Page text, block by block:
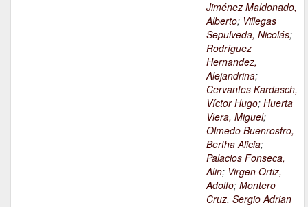
Jiménez Maldonado,
Alberto; Villegas
Sepulveda, Nicolás;
Rodríguez
Hernandez,
Alejandrina;
Cervantes Kardasch,
Víctor Hugo; Huerta
Viera, Miguel;
Olmedo Buenrostro,
Bertha Alicia;
Palacios Fonseca,
Alin; Virgen Ortiz,
Adolfo; Montero
Cruz, Sergio Adrian